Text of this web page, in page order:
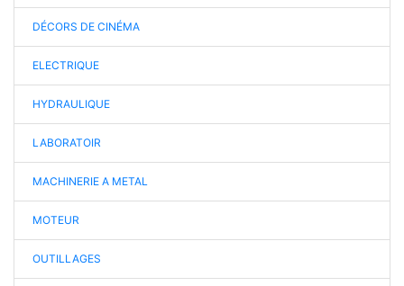
DÉCORS DE CINÉMA
ELECTRIQUE
HYDRAULIQUE
LABORATOIR
MACHINERIE A METAL
MOTEUR
OUTILLAGES